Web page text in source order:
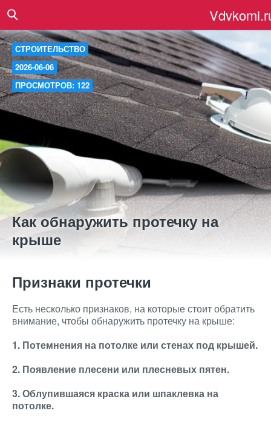
СТРОИТЕЛЬСТВО
2026-06-06
ПРОСМОТРОВ: 122
Как обнаружить протечку на
крыше
Признаки протечки
Есть несколько признаков, на которые стоит обратить
внимание, чтобы обнаружить протечку на крыше:
1. Потемнения на потолке или стенах под крышей.
2. Появление плесени или плесневых пятен.
3. Облупившаяся краска или шпаклевка на
потолке.